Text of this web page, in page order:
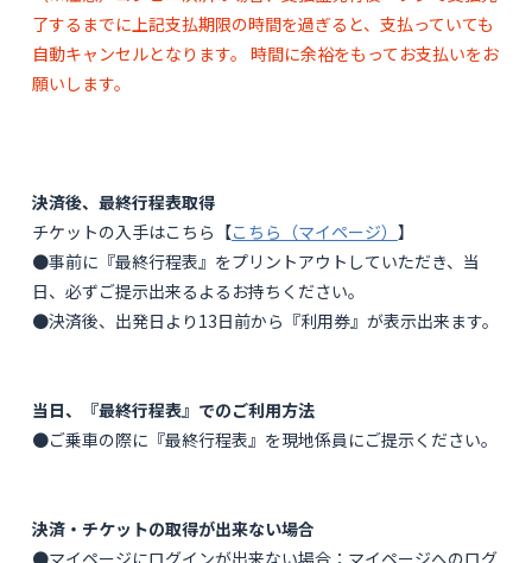
了するまでに上記支払期限の時間を過ぎると、支払っていても
自動キャンセルとなります。 時間に余裕をもってお支払いをお
願いします。
決済後、最終行程表取得
チケットの入手はこちら【こちら（マイページ） 】
●事前に『最終行程表』をプリントアウトしていただき、当
日、必ずご提示出来るよるお持ちください。
●決済後、出発日より13日前から『利用券』が表示出来ます。
当日、『最終行程表』でのご利用方法
●ご乗車の際に『最終行程表』を現地係員にご提示ください。
決済・チケットの取得が出来ない場合
●マイページにログインが出来ない場合：マイページへのログ